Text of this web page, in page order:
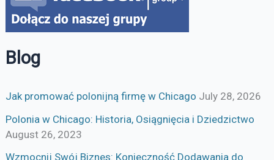
Blog
Jak promować polonijną firmę w Chicago July 28, 2026
Polonia w Chicago: Historia, Osiągnięcia i Dziedzictwo
August 26, 2023
Wzmocnij Swój Biznes: Konieczność Dodawania do